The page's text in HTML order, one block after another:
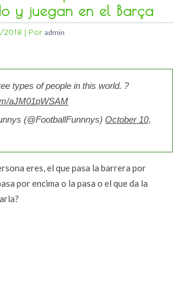
y juegan en el Barça
2018 | Por admin
types of people in this world. ?
aJM01pWSAM
(@FootballFunnnys)October 10,
eres, el que pasa la barrera por
por encima o la pasa o el que da la